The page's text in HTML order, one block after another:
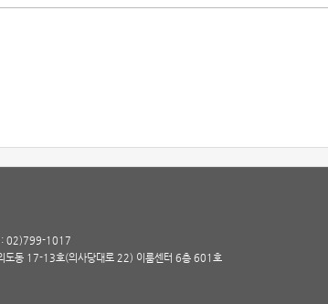
: 02)799-1017
도동 17-13호(의사당대로 22) 이룸센터 6층 601호